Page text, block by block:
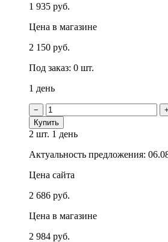
1 935 руб.
Цена в магазине
2 150 руб.
Под заказ: 0 шт.
1 день
−
+
Купить
2 шт. 1 день
Актуальность предложения:
Цена сайта
2 686 руб.
Цена в магазине
2 984 руб.